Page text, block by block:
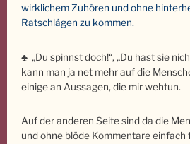
wirklichem Zuhören und ohne
Ratschlägen zu kommen.
♣ „Du spinnst doch!“, „Du hast sie
kann man ja net mehr auf die
einige an Aussagen, die mir wehtun.
Auf der anderen Seite sind da die
und ohne blöde Kommentare